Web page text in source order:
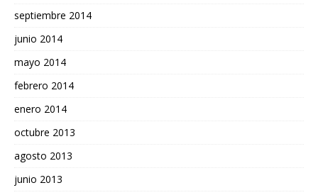
septiembre 2014
junio 2014
mayo 2014
febrero 2014
enero 2014
octubre 2013
agosto 2013
junio 2013